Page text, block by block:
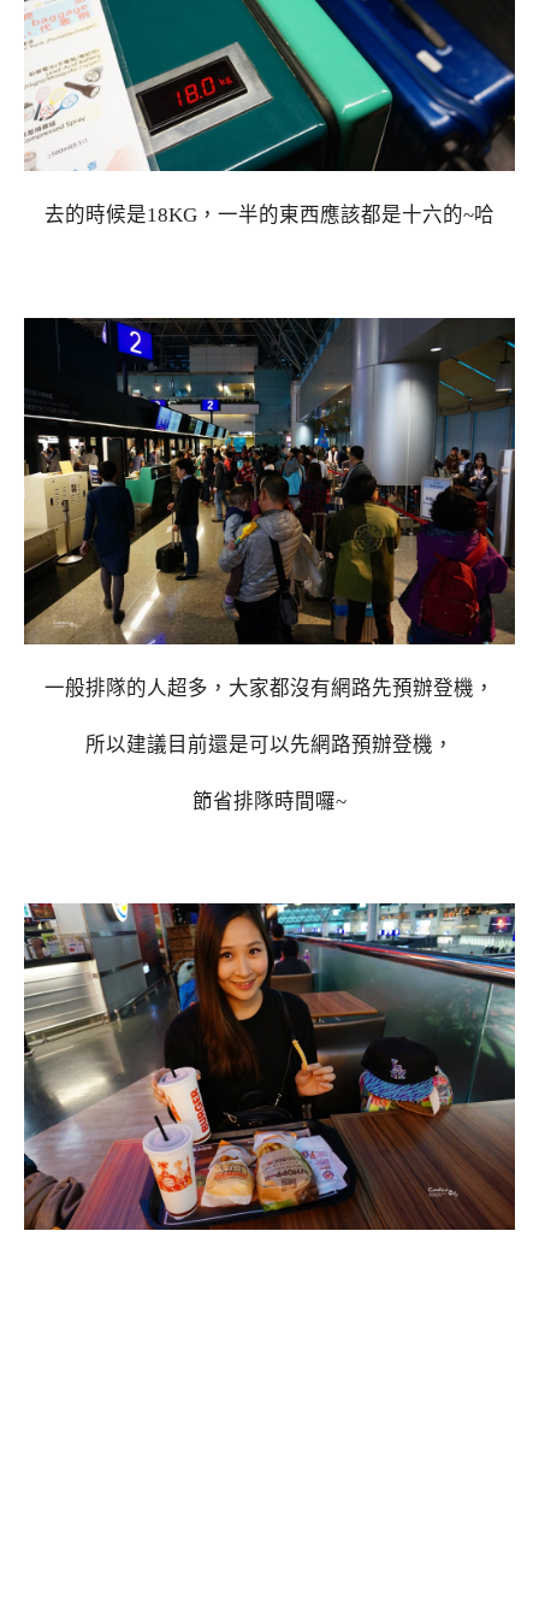
去的時候是18KG，一半的東西應該都是十六的~哈
一般排隊的人超多，大家都沒有網路先預辦登機，
所以建議目前還是可以先網路預辦登機，
節省排隊時間囉~